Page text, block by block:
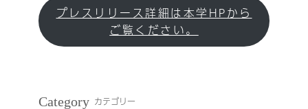
プレスリリース詳細は本学HPから
ご覧ください。
Category カテゴリー